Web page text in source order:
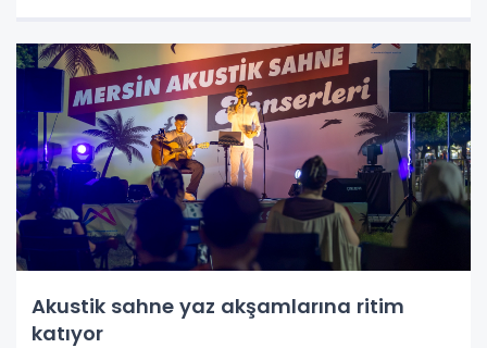
Akustik sahne yaz akşamlarına ritim
katıyor